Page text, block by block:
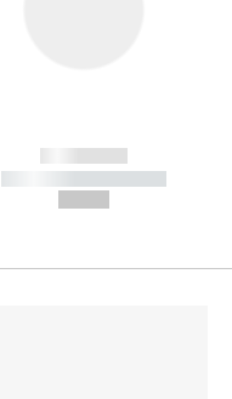
------------
----------- -----------